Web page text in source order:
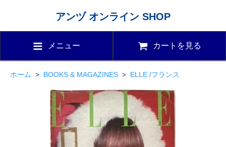
アンヅ オンライン SHOP
メニュー カートを見る
ホーム > BOOKS & MAGAZINES > ELLE /フランス